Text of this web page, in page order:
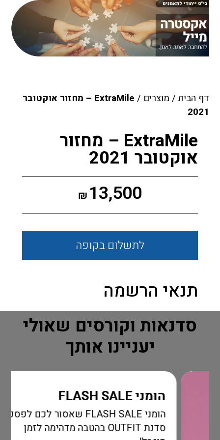
דף הבית / מוצרים /
ExtraMile – מחזור אוקטובר
2021
ExtraMile – מחזור
אוקטובר 2021
₪ 13,500
לתשלום בקופה
תנאי הרשמה
סדנאות וקורסים שאולי
יעניינו אותך
הומני FLASH SALE
הומני FLASH SALE שאסור לכם לפספס!
סדנת OUTFIT בהטבה מדהימה לזמן